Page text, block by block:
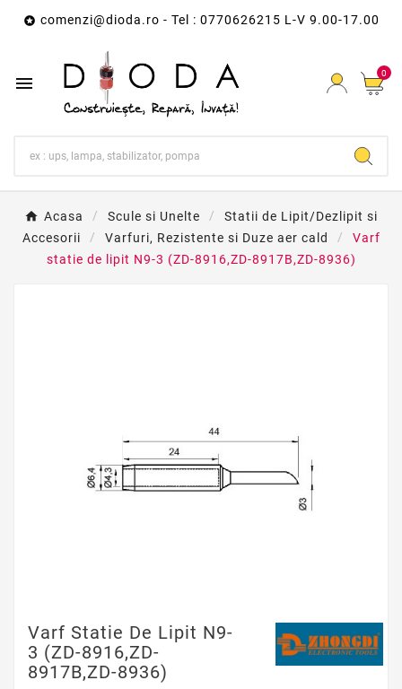
 comenzi@dioda.ro - Tel : 0770626215 L-V 9.00-17.00
 0
Acasa Scule si Unelte
Statii de Lipit/Dezlipit si
Accesorii
Varfuri, Rezistente si Duze aer cald
Varf
statie de lipit N9-3 (ZD-8916,ZD-8917B,ZD-8936)
Varf Statie De Lipit N9-
3 (ZD-8916,ZD-
8917B,ZD-8936)